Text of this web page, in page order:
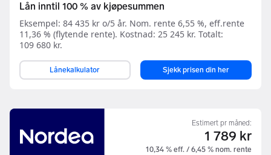
Lån inntil 100 % av kjøpesummen
Eksempel: 84 435 kr o/5 år. Nom. rente 6,55 %, eff.rente
11,36 % (flytende rente). Kostnad: 25 245 kr. Totalt:
109 680 kr.
Lånekalkulator Sjekk prisen din her
Estimert pr måned:
1 789 kr
10,34 % eff. / 6,45 % nom. rente